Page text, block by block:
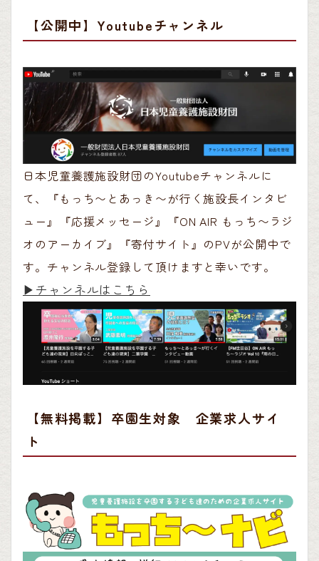
【公開中】Youtubeチャンネル
日本児童養護施設財団のYoutubeチャンネルに
て、『もっち〜とあっき〜が行く施設長インタビ
ュー』『応援メッセージ』『ON AIR もっち〜ラジ
オのアーカイブ』『寄付サイト』のPVが公開中で
す。チャンネル登録して頂けますと幸いです。
▶︎チャンネルはこちら
【無料掲載】卒園生対象 企業求人サイ
ト